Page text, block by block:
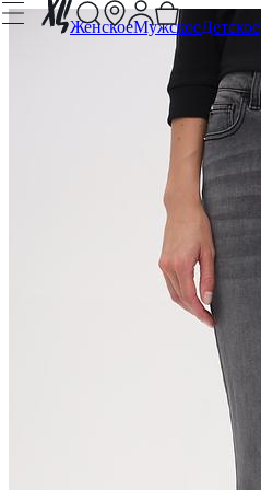
ЖенскоеМужскоеДетское